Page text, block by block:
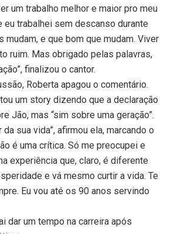
um trabalho melhor e maior pro meu
eu trabalhei sem descanso durante
mudam, e que bom que mudam. Viver
ruim. Mas obrigado pelas palavras,
finalizou o cantor.
Roberta apagou o comentário.
um story dizendo que a declaração
Jão, mas “sim sobre uma geração”.
da sua vida”, afirmou ela, marcando o
é uma crítica. Só me preocupei e
experiência que, claro, é diferente
e vá mesmo curtir a vida. Te
Eu vou até os 90 anos servindo
dar um tempo na carreira após